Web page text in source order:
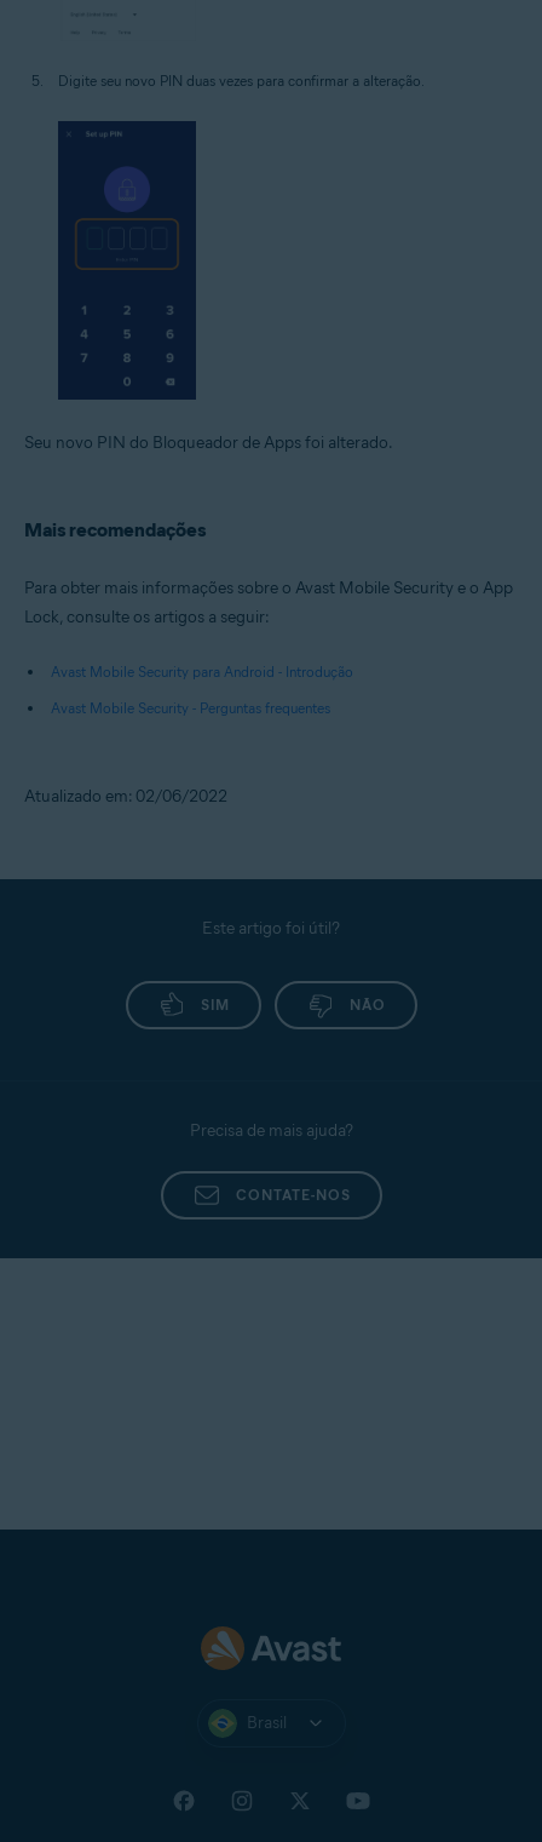
Digite seu novo PIN duas vezes para confirmar a alteração.
Seu novo PIN do Bloqueador de Apps foi alterado.
Mais recomendações
Para obter mais informações sobre o Avast Mobile Security e o App
Lock, consulte os artigos a seguir:
Avast Mobile Security para Android - Introdução
Avast Mobile Security - Perguntas frequentes
Atualizado em: 02/06/2022
Este artigo foi útil?
SIM NÃO
Precisa de mais ajuda?
CONTATE-NOS
Brasil